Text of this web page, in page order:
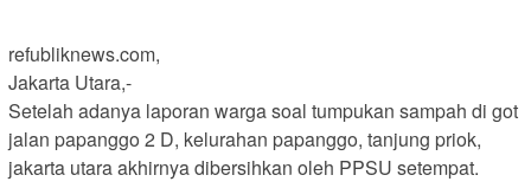
refubliknews.com,
Jakarta Utara,-
Setelah adanya laporan warga soal tumpukan sampah di got
jalan papanggo 2 D, kelurahan papanggo, tanjung priok,
jakarta utara akhirnya dibersihkan oleh PPSU setempat.